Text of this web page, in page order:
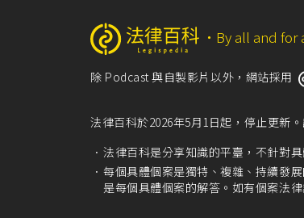
‧ By all and for
除 Podcast 與自製影片以外，網站採用
法律百科於2026年5月1日起，停止更新
法律百科是分享知識的平臺，不針對
每個具體個案是獨特、複雜、持續發
是每個具體個案的解答。如有個案法